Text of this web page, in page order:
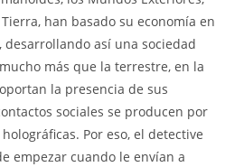
han basado su economía en
así una sociedad
más que la terrestre, en la
la presencia de sus
sociales se producen por
Por eso, el detective
empezar cuando le envían a